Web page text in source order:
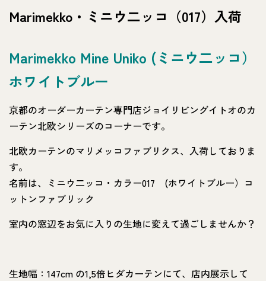
Marimekko・ミニウ二ッコ（017）入荷
Marimekko Mine Uniko (ミニウ二ッコ）
ホワイトブルー
京都のオーダーカーテン専門店ジョイリビングイトオのカ
ーテン北欧シリーズのコーナーです。
北欧カーテンのマリメッコファブリクス、入荷しておりま
す。
名前は、ミニウ二ッコ・カラー017 (ホワイトブルー）コ
ットンファブリック
室内の窓辺をお気に入りの生地に変えて過ごしませんか？
生地幅：147cm の1,5倍ヒダカーテンにて、店内展示して